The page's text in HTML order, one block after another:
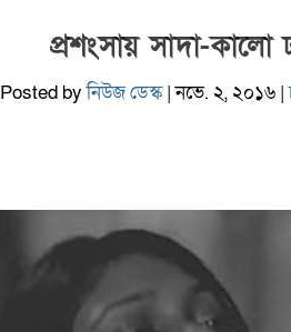
প্রশংসায় সাদা-কালো
Posted byনিউজ ডেস্ক|নভে. ২, ২০১৬ |